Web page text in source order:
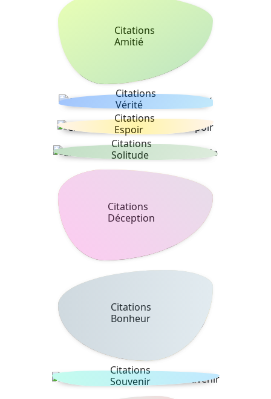
Citations
Amitié
Citations
Vérité
Citations
Espoir
Citations
Solitude
Citations
Déception
Citations
Bonheur
Citations
Souvenir